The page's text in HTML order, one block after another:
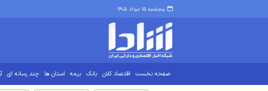
پنجشنبه ۱۵ مرداد ۱۴۰۵
صفحه نخست اقتصاد کلان بانک بیمه استان ها چند رسانه ای